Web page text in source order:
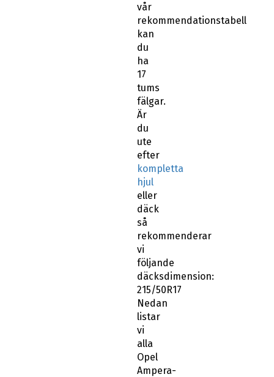
vår
rekommendationstabell
kan
du
ha
17
tums
fälgar.
Är
du
ute
efter
kompletta
hjul
eller
däck
så
rekommenderar
vi
följande
däcksdimension:
215/50R17
Nedan
listar
vi
alla
Opel
Ampera-